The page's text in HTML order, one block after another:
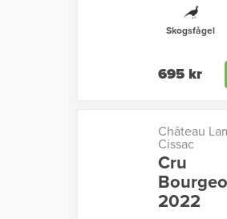
Skogsfågel
695 kr
Château
Cissac
Cru
2022